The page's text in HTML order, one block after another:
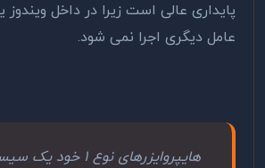
پایداری عالی است زیرا در داخل
عامل دیگری اجرا نمی شود.
هایپروایزرهای نوع 1